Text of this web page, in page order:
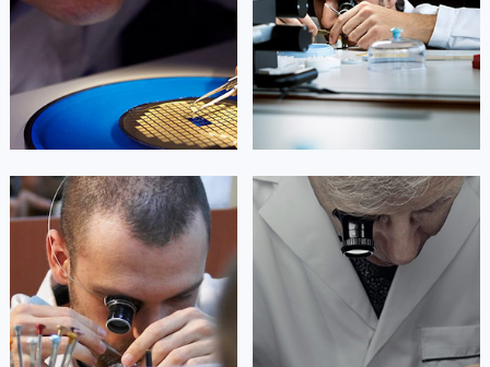
武汉市江岸区萧邦维修  武汉市江汉区萧邦维修
杰登·奥斯卡里昂
资深萧邦技师
是武汉硚口区萧邦售后服务中心
(萧邦维修保养中心)
的高级技师之一
Wuhan Chopard Maintain center
查尔斯·彼得艾伯特
资深萧邦技师
是武汉汉阳区萧邦售后服务中心
(萧邦维修保养中心)
的高级技师之一
Wuhan Chopard Maintain center